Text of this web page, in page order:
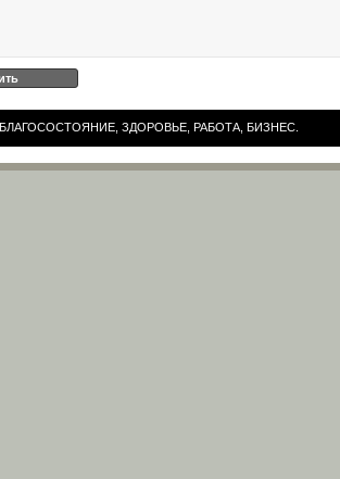
БЛАГОСОСТОЯНИЕ, ЗДОРОВЬЕ, РАБОТА, БИЗНЕС.